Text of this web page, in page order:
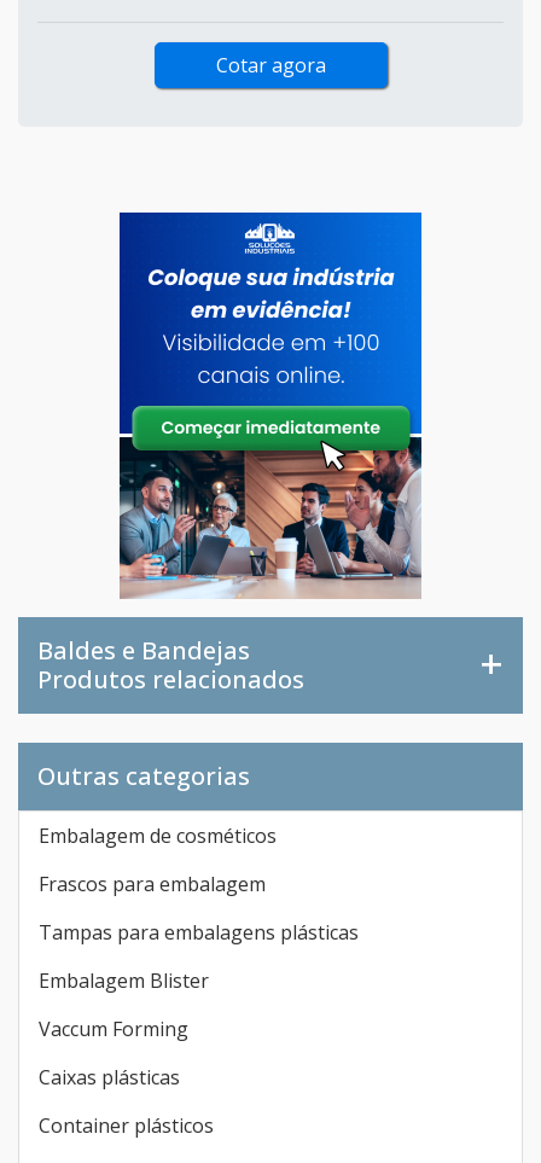
Cotar agora
Baldes e Bandejas
Produtos relacionados
Outras categorias
Embalagem de cosméticos
Frascos para embalagem
Tampas para embalagens plásticas
Embalagem Blister
Vaccum Forming
Caixas plásticas
Container plásticos